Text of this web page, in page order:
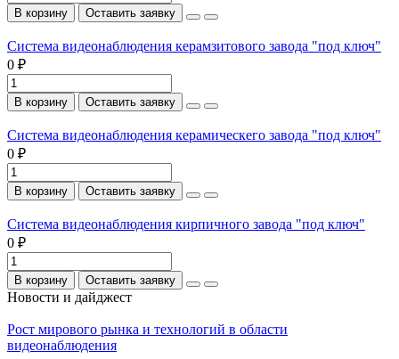
В корзину Оставить заявку
Система видеонаблюдения керамзитового завода "под ключ"
0 ₽
В корзину Оставить заявку
Система видеонаблюдения керамическего завода "под ключ"
0 ₽
В корзину Оставить заявку
Система видеонаблюдения кирпичного завода "под ключ"
0 ₽
В корзину Оставить заявку
Новости и дайджест
Рост мирового рынка и технологий в области
видеонаблюдения